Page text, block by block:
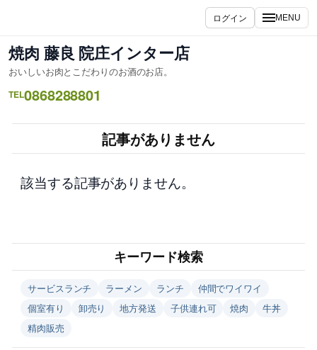
を
ス
キ
ッ
ログイン MENU
焼肉 藤良 院庄インター店
おいしいお肉とこだわりのお酒のお店。
TEL0868288801
記事がありません
該当する記事がありません。
キーワード検索
サービスランチ ラーメン ランチ
仲間でワイワイ
個室有り
卸売り 地方発送 子供連れ可 焼肉
牛丼
精肉販売